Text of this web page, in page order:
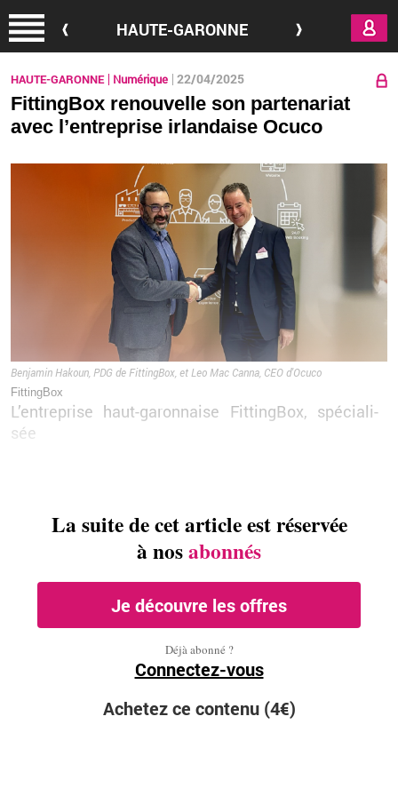
HAUTE-GARONNE
HAUTE-GARONNE Numérique 22/04/2025
FittingBox renouvelle son partenariat
avec l’entreprise irlandaise Ocuco
Ben­ja­min Ha­koun, PDG de Fit­ting­Box, et Leo Mac Canna, CEO d'Ocuco
Fit­ting­Box
L’en­tre­prise haut-ga­ron­naise Fit­ting­Box, spé­cia­li­
sée
La suite de cet ar­ticle est ré­ser­vée
à nosabon­nés
Je dé­couvre les offres
Déjà abonné ?
Connec­tez-vous
Ache­tez ce contenu (4€)